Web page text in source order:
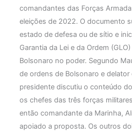
comandantes das Forças
eleições de 2022. O documento
estado de defesa ou de sítio e
Garantia da Lei e da Ordem
Bolsonaro no poder. Segundo
de ordens de Bolsonaro e
presidente discutiu o conteúdo
os chefes das três forças
então comandante da Marinha,
apoiado a proposta. Os outros